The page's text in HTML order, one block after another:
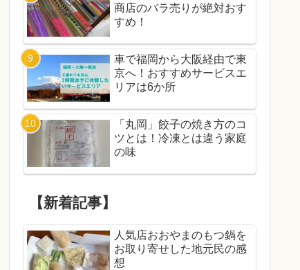
商店のバラ売りが絶対おす
すめ！
車で福岡から大阪経由で東
京へ！おすすめサービスエ
リアは6か所
「丸岡」餃子の焼き方のコ
ツとは！冷凍とは違う家庭
の味
【新着記事】
人気店おおやまのもつ鍋を
お取り寄せした地元民の感
想